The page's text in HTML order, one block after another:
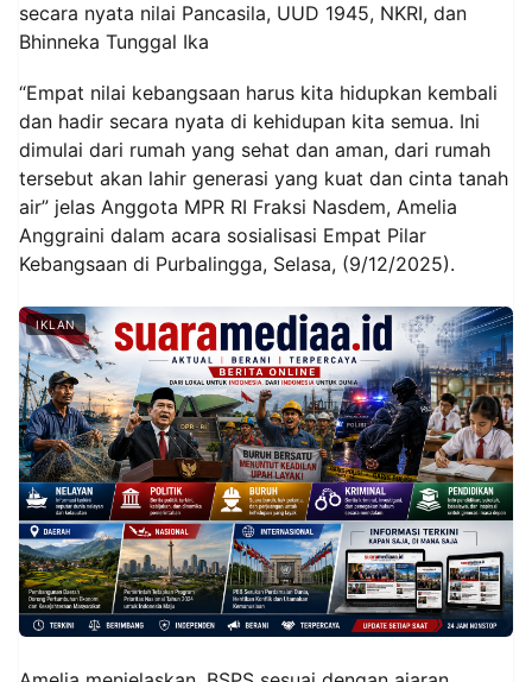
secara nyata nilai Pancasila, UUD 1945, NKRI, dan
Bhinneka Tunggal Ika
“Empat nilai kebangsaan harus kita hidupkan kembali
dan hadir secara nyata di kehidupan kita semua. Ini
dimulai dari rumah yang sehat dan aman, dari rumah
tersebut akan lahir generasi yang kuat dan cinta tanah
air” jelas Anggota MPR RI Fraksi Nasdem, Amelia
Anggraini dalam acara sosialisasi Empat Pilar
Kebangsaan di Purbalingga, Selasa, (9/12/2025).
IKLAN